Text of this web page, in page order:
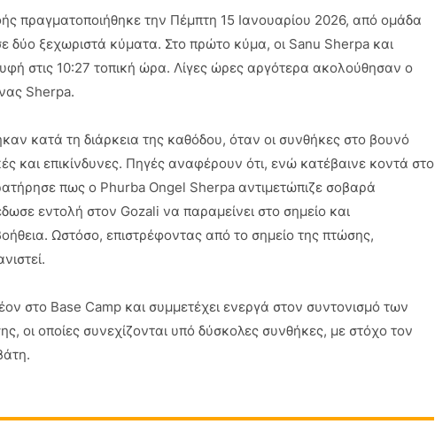
πραγματοποιήθηκε την Πέμπτη 15 Ιανουαρίου 2026, από ομάδα
δύο ξεχωριστά κύματα. Στο πρώτο κύμα, οι Sanu Sherpa και
στις 10:27 τοπική ώρα. Λίγες ώρες αργότερα ακολούθησαν ο
Sherpa.
κατά τη διάρκεια της καθόδου, όταν οι συνθήκες στο βουνό
και επικίνδυνες. Πηγές αναφέρουν ότι, ενώ κατέβαινε κοντά στο
πως ο Phurba Ongel Sherpa αντιμετώπιζε σοβαρά
εντολή στον Gozali να παραμείνει στο σημείο και
Ωστόσο, επιστρέφοντας από το σημείο της πτώσης,
στο Base Camp και συμμετέχει ενεργά στον συντονισμό των
οι οποίες συνεχίζονται υπό δύσκολες συνθήκες, με στόχο τον